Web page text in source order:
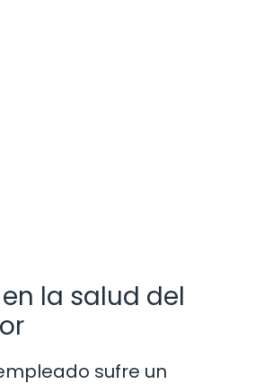
la salud del
sufre un